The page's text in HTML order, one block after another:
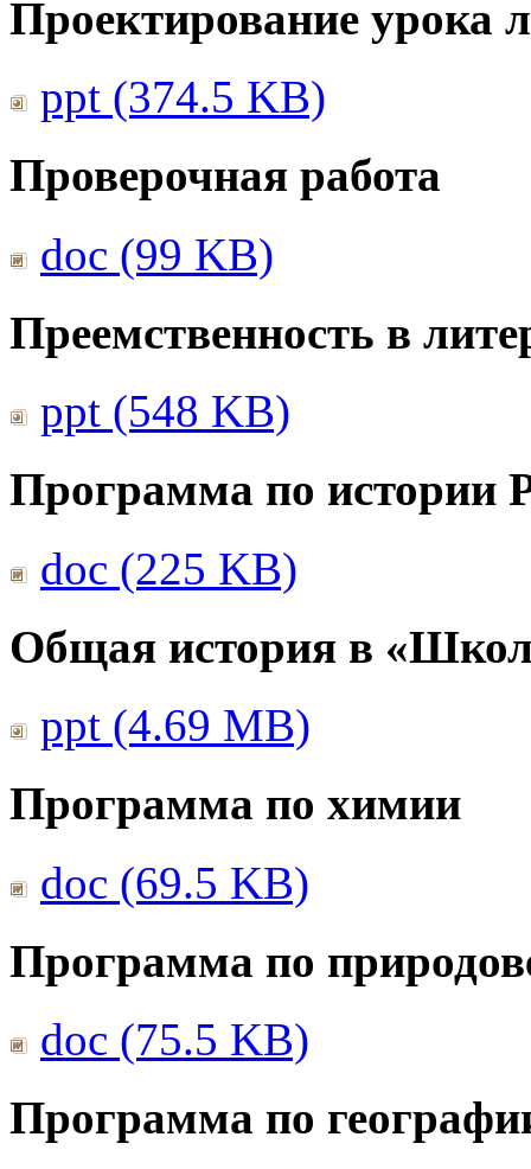
Проектирование урока
ppt (374.5 KB)
Проверочная работа
doc (99 KB)
Преемственность в
ppt (548 KB)
Программа по истории
doc (225 KB)
Общая история в
ppt (4.69 MB)
Программа по химии
doc (69.5 KB)
Программа по
doc (75.5 KB)
Программа по